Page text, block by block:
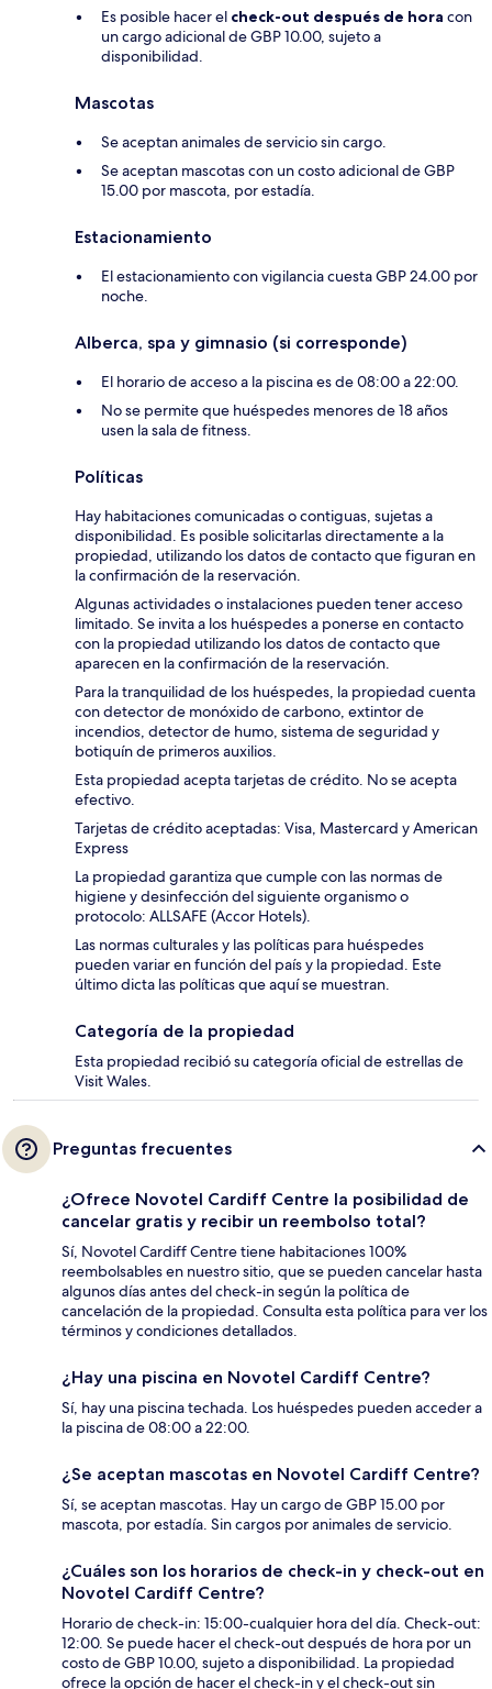
Es posible hacer el check-out después de hora con
un cargo adicional de GBP 10.00, sujeto a
disponibilidad.
Mascotas
Se aceptan animales de servicio sin cargo.
Se aceptan mascotas con un costo adicional de GBP
15.00 por mascota, por estadía.
Estacionamiento
El estacionamiento con vigilancia cuesta GBP 24.00 por
noche.
Alberca, spa y gimnasio (si corresponde)
El horario de acceso a la piscina es de 08:00 a 22:00.
No se permite que huéspedes menores de 18 años
usen la sala de fitness.
Políticas
Hay habitaciones comunicadas o contiguas, sujetas a
disponibilidad. Es posible solicitarlas directamente a la
propiedad, utilizando los datos de contacto que figuran en
la confirmación de la reservación.
Algunas actividades o instalaciones pueden tener acceso
limitado. Se invita a los huéspedes a ponerse en contacto
con la propiedad utilizando los datos de contacto que
aparecen en la confirmación de la reservación.
Para la tranquilidad de los huéspedes, la propiedad cuenta
con detector de monóxido de carbono, extintor de
incendios, detector de humo, sistema de seguridad y
botiquín de primeros auxilios.
Esta propiedad acepta tarjetas de crédito. No se acepta
efectivo.
Tarjetas de crédito aceptadas: Visa, Mastercard y American
Express
La propiedad garantiza que cumple con las normas de
higiene y desinfección del siguiente organismo o
protocolo: ALLSAFE (Accor Hotels).
Las normas culturales y las políticas para huéspedes
pueden variar en función del país y la propiedad. Este
último dicta las políticas que aquí se muestran.
Categoría de la propiedad
Esta propiedad recibió su categoría oficial de estrellas de
Visit Wales.
Preguntas frecuentes
¿Ofrece Novotel Cardiff Centre la posibilidad de
cancelar gratis y recibir un reembolso total?
Sí, Novotel Cardiff Centre tiene habitaciones 100%
reembolsables en nuestro sitio, que se pueden cancelar hasta
algunos días antes del check-in según la política de
cancelación de la propiedad. Consulta esta política para ver los
términos y condiciones detallados.
¿Hay una piscina en Novotel Cardiff Centre?
Sí, hay una piscina techada. Los huéspedes pueden acceder a
la piscina de 08:00 a 22:00.
¿Se aceptan mascotas en Novotel Cardiff Centre?
Sí, se aceptan mascotas. Hay un cargo de GBP 15.00 por
mascota, por estadía. Sin cargos por animales de servicio.
¿Cuáles son los horarios de check-in y check-out en
Novotel Cardiff Centre?
Horario de check-in: 15:00-cualquier hora del día. Check-out:
12:00. Se puede hacer el check-out después de hora por un
costo de GBP 10.00, sujeto a disponibilidad. La propiedad
ofrece la opción de hacer el check-in y el check-out sin